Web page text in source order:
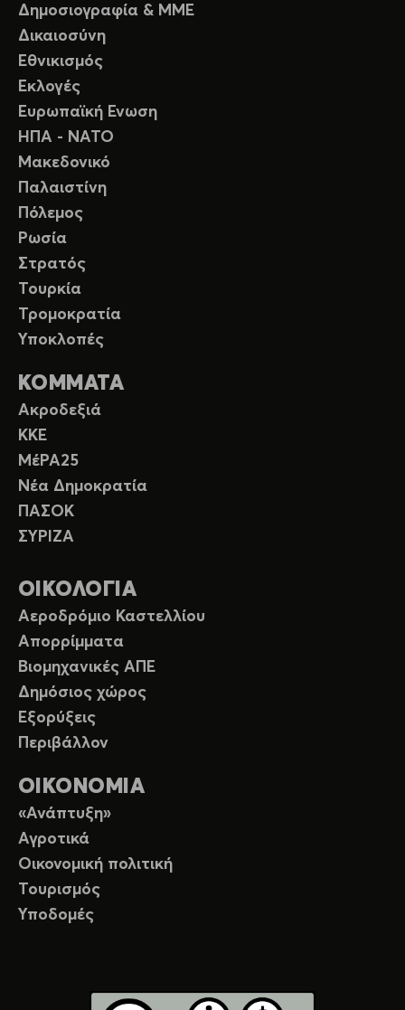
Δημοσιογραφία & ΜΜΕ
Δικαιοσύνη
Εθνικισμός
Εκλογές
Ευρωπαϊκή Ενωση
ΗΠΑ - ΝΑΤΟ
Μακεδονικό
Παλαιστίνη
Πόλεμος
Ρωσία
Στρατός
Τουρκία
Τρομοκρατία
Υποκλοπές
ΚΟΜΜΑΤΑ
Ακροδεξιά
ΚΚΕ
ΜέΡΑ25
Νέα Δημοκρατία
ΠΑΣΟΚ
ΣΥΡΙΖΑ
ΟΙΚΟΛΟΓΙΑ
Αεροδρόμιο Καστελλίου
Απορρίμματα
Βιομηχανικές ΑΠΕ
Δημόσιος χώρος
Εξορύξεις
Περιβάλλον
ΟΙΚΟΝΟΜΙΑ
«Ανάπτυξη»
Αγροτικά
Οικονομική πολιτική
Τουρισμός
Υποδομές